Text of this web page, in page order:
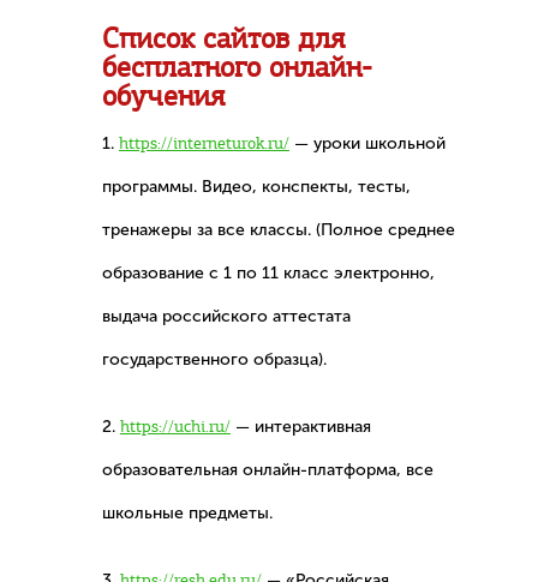
Список сайтов для
бесплатного онлайн-
обучения
1. https://interneturok.ru/ — уроки школьной
программы. Видео, конспекты, тесты,
тренажеры за все классы. (Полное среднее
образование с 1 по 11 класс электронно,
выдача российского аттестата
государственного образца).
2. https://uchi.ru/ — интерактивная
образовательная онлайн-платформа, все
школьные предметы.